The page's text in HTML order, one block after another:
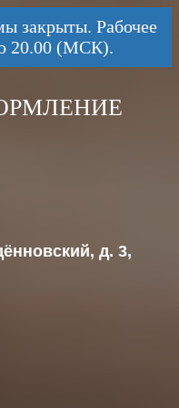
закрыты. Рабочее
20.00 (МСК).
д. 3,